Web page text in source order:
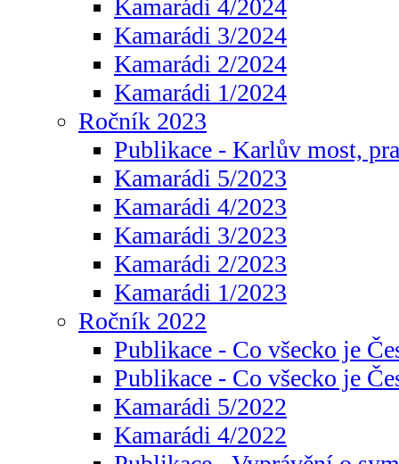
Kamarádi 4/2024
Kamarádi 3/2024
Kamarádi 2/2024
Kamarádi 1/2024
Ročník 2023
Publikace - Karlův most,
Kamarádi 5/2023
Kamarádi 4/2023
Kamarádi 3/2023
Kamarádi 2/2023
Kamarádi 1/2023
Ročník 2022
Publikace - Co všecko je
Publikace - Co všecko je
Kamarádi 5/2022
Kamarádi 4/2022